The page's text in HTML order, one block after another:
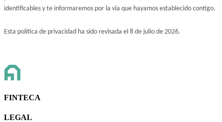
identificables y te informaremos por la vía que hayamos establecido contigo.
Esta política de privacidad ha sido revisada el 8 de julio de 2026.
FINTECA
LEGAL